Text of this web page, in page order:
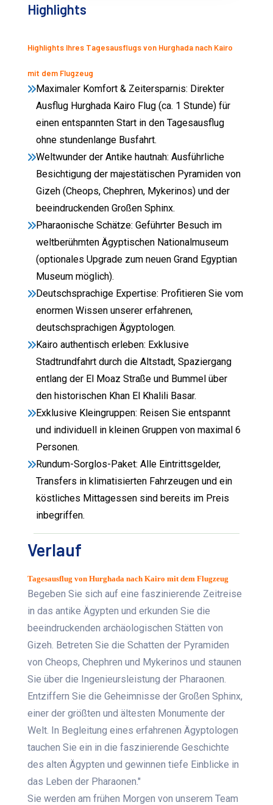
Highlights
Highlights Ihres Tagesausflugs von Hurghada nach Kairo
mit dem Flugzeug
Maximaler Komfort & Zeitersparnis: Direkter
Ausflug Hurghada Kairo Flug (ca. 1 Stunde) für
einen entspannten Start in den Tagesausflug
ohne stundenlange Busfahrt.
Weltwunder der Antike hautnah: Ausführliche
Besichtigung der majestätischen Pyramiden von
Gizeh (Cheops, Chephren, Mykerinos) und der
beeindruckenden Großen Sphinx.
Pharaonische Schätze: Geführter Besuch im
weltberühmten Ägyptischen Nationalmuseum
(optionales Upgrade zum neuen Grand Egyptian
Museum möglich).
Deutschsprachige Expertise: Profitieren Sie vom
enormen Wissen unserer erfahrenen,
deutschsprachigen Ägyptologen.
Kairo authentisch erleben: Exklusive
Stadtrundfahrt durch die Altstadt, Spaziergang
entlang der El Moaz Straße und Bummel über
den historischen Khan El Khalili Basar.
Exklusive Kleingruppen: Reisen Sie entspannt
und individuell in kleinen Gruppen von maximal 6
Personen.
Rundum-Sorglos-Paket: Alle Eintrittsgelder,
Transfers in klimatisierten Fahrzeugen und ein
köstliches Mittagessen sind bereits im Preis
inbegriffen.
Verlauf
Tagesausflug von Hurghada nach Kairo mit dem Flugzeug
Begeben Sie sich auf eine faszinierende Zeitreise
in das antike Ägypten und erkunden Sie die
beeindruckenden archäologischen Stätten von
Gizeh. Betreten Sie die Schatten der Pyramiden
von Cheops, Chephren und Mykerinos und staunen
Sie über die Ingenieursleistung der Pharaonen.
Entziffern Sie die Geheimnisse der Großen Sphinx,
einer der größten und ältesten Monumente der
Welt. In Begleitung eines erfahrenen Ägyptologen
tauchen Sie ein in die faszinierende Geschichte
des alten Ägypten und gewinnen tiefe Einblicke in
das Leben der Pharaonen."
Sie werden am frühen Morgen von unserem Team